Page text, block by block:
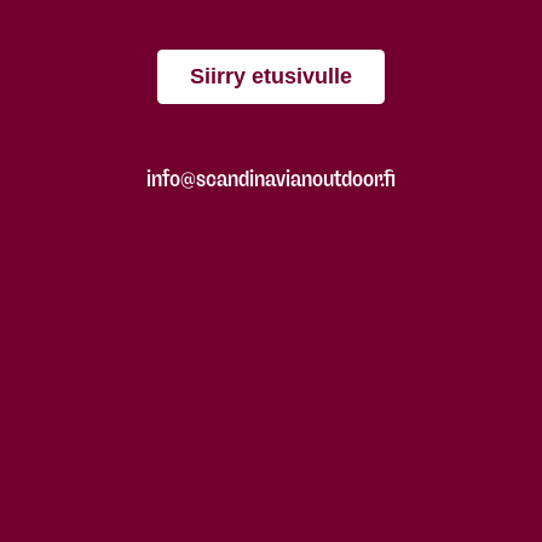
Siirry etusivulle
info@scandinavianoutdoor.fi